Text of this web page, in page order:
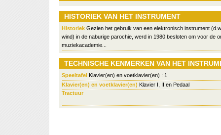
HISTORIEK VAN HET INSTRUMENT
Historiek Gezien het gebruik van een elektronisch instrument
wind) in de naburige parochie, werd in 1980 besloten om voor de
muziekacademie...
TECHNISCHE KENMERKEN VAN HET
Speeltafel Klavier(en) en voetklavier(en) : 1
Klavier(en) en voetklavier(en) Klavier I, II en Pedaal
Tractuur